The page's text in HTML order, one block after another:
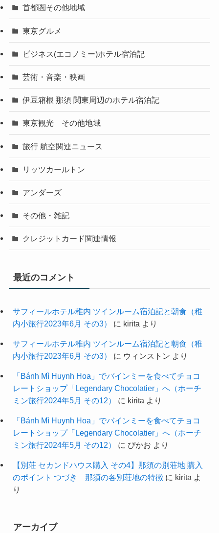
首都圏その他地域
東京グルメ
ビジネス(エコノミー)ホテル宿泊記
芸術・音楽・映画
伊豆箱根 那須 関東周辺のホテル宿泊記
東京観光 その他地域
旅行 航空関連ニュース
リッツカールトン
アンダーズ
その他・雑記
クレジットカード関連情報
最近のコメント
サフィールホテル稚内 ツインルーム宿泊記と朝食（稚
内小旅行2023年6月 その3）
に kirita より
サフィールホテル稚内 ツインルーム宿泊記と朝食（稚
内小旅行2023年6月 その3）
に ウィンストン より
「Bánh Mì Huynh Hoa」でバインミーを食べてチョコ
レートショップ「Legendary Chocolatier」へ（ホーチ
ミン旅行2024年5月 その12）
に kirita より
「Bánh Mì Huynh Hoa」でバインミーを食べてチョコ
レートショップ「Legendary Chocolatier」へ（ホーチ
ミン旅行2024年5月 その12）
に ぴかお より
【別荘 セカンドハウス購入 その4】那須の別荘地 購入
のポイント つづき 那須の各別荘地の特徴に kirita よ
り
アーカイブ